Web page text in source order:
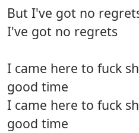
But I've got no
I've got no regrets
I came here to fuck
good time
I came here to fuck
good time